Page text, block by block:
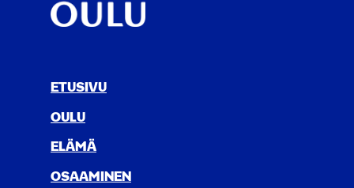
ETUSIVU
OULU
ELÄ­MÄ
OSAA­MI­NEN